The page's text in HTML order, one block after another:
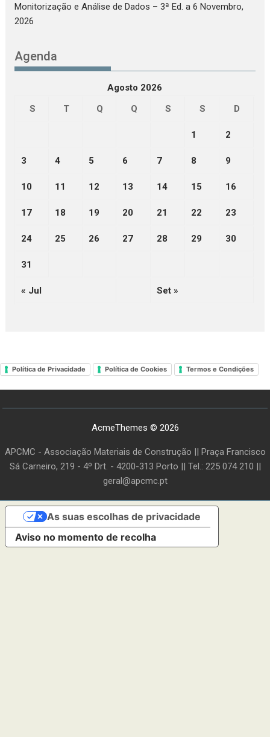
Monitorização e Análise de Dados – 3ª Ed. a 6 Novembro,
2026
Agenda
Agosto 2026
S
T Q Q S S D
1 2
3 4 5 6 7 8 9
10 11 12 13 14 15 16
17 18 19 20 21 22 23
24 25 26 27 28 29 30
31
« Jul Set »
Política de Privacidade Política de Cookies Termos e Condições
AcmeThemes © 2026
APCMC - Associação Materiais de Construção || Praça Francisco
Sá Carneiro, 219 - 4º Drt. - 4200-313 Porto || Tel.: 225 074 210 ||
geral@apcmc.pt
Aviso no momento de recolha
As suas escolhas de privacidade